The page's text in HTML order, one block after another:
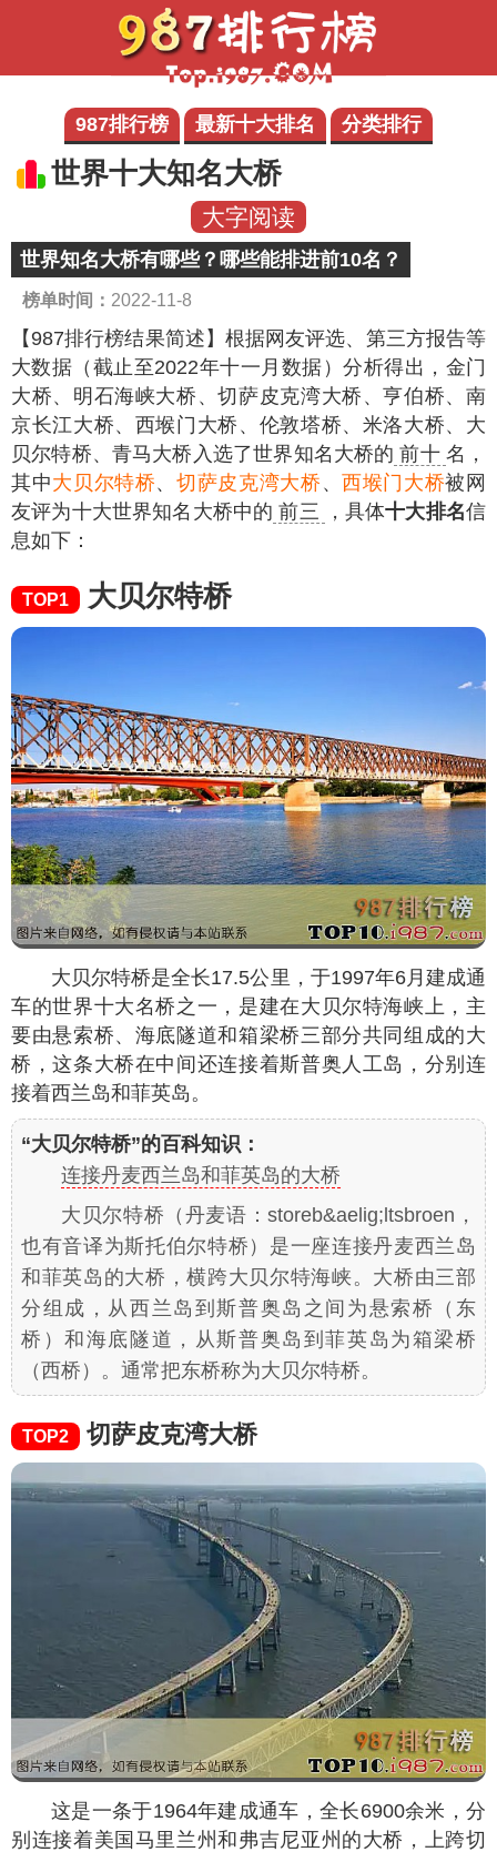
987排行榜 最新十大排名 分类排行
世界十大知名大桥
大字阅读
世界知名大桥有哪些？哪些能排进前10名？
榜单时间： 2022-11-8
【987排行榜结果简述】 根据网友评选、第三方报告等
大数据（截止至2022年十一月数据）分析得出，金门
大桥、明石海峡大桥、切萨皮克湾大桥、亨伯桥、南
京长江大桥、西堠门大桥、伦敦塔桥、米洛大桥、大
贝尔特桥、青马大桥入选了世界知名大桥的 前十 名，
其中大贝尔特桥、切萨皮克湾大桥 、西堠门大桥被网
友评为十大世界知名大桥中的 前三 ，具体十大排名信
息如下：
TOP1 大贝尔特桥
大贝尔特桥是全长17.5公里，于1997年6月建成通
车的世界十大名桥之一，是建在大贝尔特海峡上，主
要由悬索桥、海底隧道和箱梁桥三部分共同组成的大
桥，这条大桥在中间还连接着斯普奥人工岛，分别连
接着西兰岛和菲英岛。
“大贝尔特桥”的百科知识：
连接丹麦西兰岛和菲英岛的大桥
大贝尔特桥（丹麦语：storeb&aelig;ltsbroen，
也有音译为斯托伯尔特桥）是一座连接丹麦西兰岛
和菲英岛的大桥，横跨大贝尔特海峡。大桥由三部
分组成，从西兰岛到斯普奥岛之间为悬索桥（东
桥）和海底隧道，从斯普奥岛到菲英岛为箱梁桥
（西桥）。通常把东桥称为大贝尔特桥。
TOP2 切萨皮克湾大桥
这是一条于1964年建成通车，全长6900余米，分
别连接着美国马里兰州和弗吉尼亚州的大桥，上跨切